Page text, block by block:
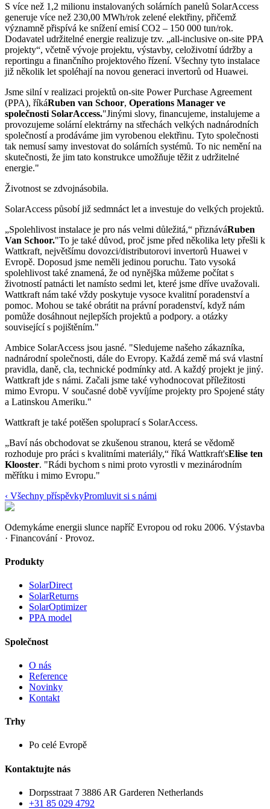
S více než 1,2 milionu instalovaných solárních panelů SolarAccess
generuje více než 230,00 MWh/rok zelené elektřiny, přičemž
významně přispívá ke snížení emisí CO2 – 150 000 tun/rok.
Dodavatel udržitelné energie realizuje tzv. „all-inclusive on-site PPA
projekty“, včetně vývoje projektu, výstavby, celoživotní údržby a
reportingu a finančního projektového řízení. Všechny tyto instalace
již několik let spoléhají na novou generaci invertorů od Huawei.
Jsme silní v realizaci projektů on-site Power Purchase Agreement
(PPA), říkáRuben van Schoor, Operations Manager ve
společnosti SolarAccess."Jinými slovy, financujeme, instalujeme a
provozujeme solární elektrárny na střechách velkých nadnárodních
společností a prodáváme jim vyrobenou elektřinu. Tyto společnosti
tak nemusí samy investovat do solárních systémů. To nic nemění na
skutečnosti, že jim tato konstrukce umožňuje těžit z udržitelné
energie."
Životnost se zdvojnásobila.
SolarAccess působí již sedmnáct let a investuje do velkých projektů.
„Spolehlivost instalace je pro nás velmi důležitá,“ přiznáváRuben
Van Schoor."To je také důvod, proč jsme před několika lety přešli k
Wattkraft, největšímu dovozci/distributorovi invertorů Huawei v
Evropě. Doposud jsme neměli jedinou poruchu. Tato vysoká
spolehlivost také znamená, že od nynějška můžeme počítat s
životností patnácti let namísto sedmi let, které jsme dříve uvažovali.
Wattkraft nám také vždy poskytuje vysoce kvalitní poradenství a
pomoc. Mohou se také obrátit na právní poradenství, když nám
pomůže dosáhnout nejlepších projektů a podpory. a otázky
související s pojištěním."
Ambice SolarAccess jsou jasné. "Sledujeme našeho zákazníka,
nadnárodní společnosti, dále do Evropy. Každá země má svá vlastní
pravidla, daně, cla, technické podmínky atd. A každý projekt je jiný.
Wattkraft jde s námi. Začali jsme také vyhodnocovat příležitosti
mimo Evropu. V současné době vyvíjíme projekty pro Spojené státy
a Latinskou Ameriku."
Wattkraft je také potěšen spoluprací s SolarAccess.
„Baví nás obchodovat se zkušenou stranou, která se vědomě
rozhoduje pro práci s kvalitními materiály,“ říká Wattkraft'sElise ten
Klooster. "Rádi bychom s nimi proto vyrostli v mezinárodním
měřítku i mimo Evropu."
‹ Všechny příspěvkyPromluvit si s námi
Odemykáme energii slunce napříč Evropou od roku 2006. Výstavba
· Financování · Provoz.
Produkty
SolarDirect
SolarReturns
SolarOptimizer
PPA model
Společnost
O nás
Reference
Novinky
Kontakt
Trhy
Po celé Evropě
Kontaktujte nás
Dorpsstraat 7 3886 AR Garderen Netherlands
+31 85 029 4792